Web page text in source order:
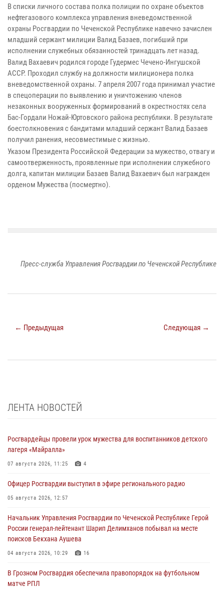
В списки личного состава полка полиции по охране объектов
нефтегазового комплекса управления вневедомственной
охраны Росгвардии по Чеченской Республике навечно зачислен
младший сержант милиции Валид Базаев, погибший при
исполнении служебных обязанностей тринадцать лет назад.
Валид Вахаевич родился городе Гудермес Чечено-Ингушской
АССР. Проходил службу на должности милиционера полка
вневедомственной охраны. 7 апреля 2007 года принимал участие
в спецоперации по выявлению и уничтожению членов
незаконных вооруженных формирований в окрестностях села
Бас-Гордали Ножай-Юртовского района республики. В результате
боестолкновения с бандитами младший сержант Валид Базаев
получил ранения, несовместимые с жизнью.
Указом Президента Российской Федерации за мужество, отвагу и
самоотверженность, проявленные при исполнении служебного
долга, капитан милиции Базаев Валид Вахаевич был награжден
орденом Мужества (посмертно).
Пресс-служба Управления Росгвардии по Чеченской Республике
← Предыдущая Следующая →
ЛЕНТА НОВОСТЕЙ
Росгвардейцы провели урок мужества для воспитанников детского
лагеря «Майралла»
07 августа 2026, 11:25 4
Офицер Росгвардии выступил в эфире регионального радио
05 августа 2026, 12:57
Начальник Управления Росгвардии по Чеченской Республике Герой
России генерал-лейтенант Шарип Делимханов побывал на месте
поисков Бекхана Аушева
04 августа 2026, 10:29 16
В Грозном Росгвардия обеспечила правопорядок на футбольном
матче РПЛ